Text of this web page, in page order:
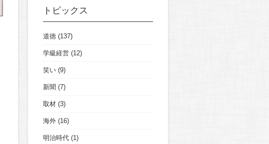
トピックス
道徳 (137)
学級経営 (12)
笑い (9)
新聞 (7)
取材 (3)
海外 (16)
明治時代 (1)